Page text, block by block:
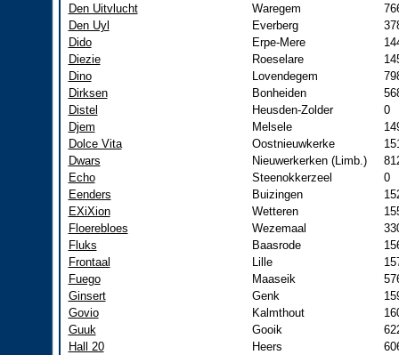
Den Uitvlucht
Waregem
Den Uyl
Everberg
Dido
Erpe-Mere
Diezie
Roeselare
Dino
Lovendegem
Dirksen
Bonheiden
Distel
Heusden-Zolder
0
Djem
Melsele
Dolce Vita
Oostnieuwkerke
Dwars
Nieuwerkerken (Limb.)
Echo
Steenokkerzeel
0
Eenders
Buizingen
EXiXion
Wetteren
Floerebloes
Wezemaal
Fluks
Baasrode
Frontaal
Lille
Fuego
Maaseik
Ginsert
Genk
Govio
Kalmthout
Guuk
Gooik
Hall 20
Heers